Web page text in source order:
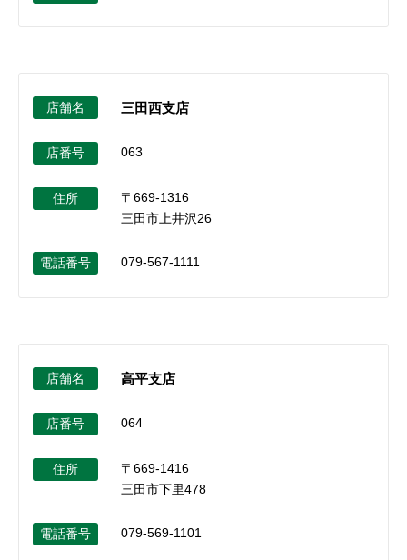
店舗名 三田西支店
店番号 063
住所
〒669-1316
三田市上井沢26
電話番号 079-567-1111
店舗名 高平支店
店番号 064
住所
〒669-1416
三田市下里478
電話番号 079-569-1101